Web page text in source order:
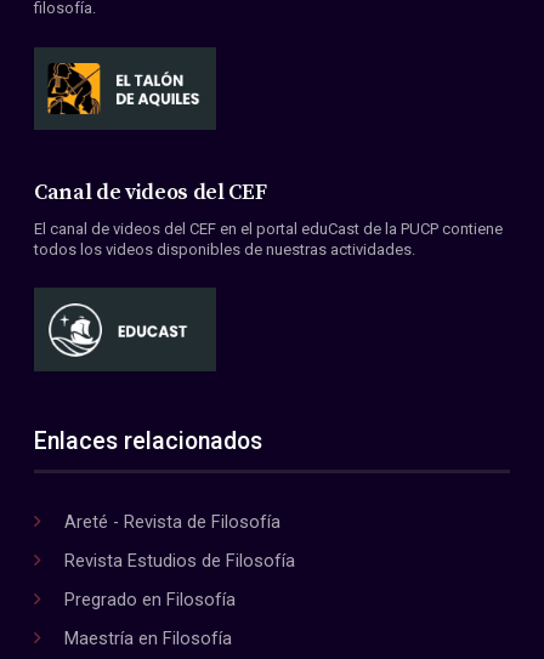
filosofía.
Canal de videos del CEF
El canal de videos del CEF en el portal eduCast de la PUCP contiene
todos los videos disponibles de nuestras actividades.
Enlaces relacionados
Areté - Revista de Filosofía
Revista Estudios de Filosofía
Pregrado en Filosofía
Maestría en Filosofía